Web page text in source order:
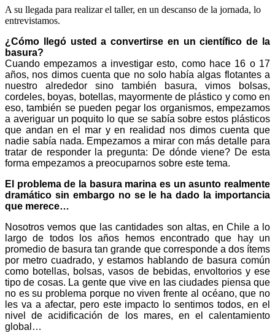
A su llegada para realizar el taller, en un descanso de la jornada, lo
entrevistamos.
¿Cómo llegó usted a convertirse en un científico de la
basura?
Cuando empezamos a investigar esto, como hace 16 o 17
años, nos dimos cuenta que no solo había algas flotantes a
nuestro alrededor sino también basura, vimos bolsas,
cordeles, boyas, botellas, mayormente de plástico y como en
eso, también se pueden pegar los organismos, empezamos
a averiguar un poquito lo que se sabía sobre estos plásticos
que andan en el mar y en realidad nos dimos cuenta que
nadie sabía nada. Empezamos a mirar con más detalle para
tratar de responder la pregunta: De dónde viene? De esta
forma empezamos a preocuparnos sobre este tema.
El problema de la basura marina es un asunto realmente
dramático sin embargo no se le ha dado la importancia
que merece…
Nosotros vemos que las cantidades son altas, en Chile a lo
largo de todos los años hemos encontrado que hay un
promedio de basura tan grande que corresponde a dos ítems
por metro cuadrado, y estamos hablando de basura común
como botellas, bolsas, vasos de bebidas, envoltorios y ese
tipo de cosas. La gente que vive en las ciudades piensa que
no es su problema porque no viven frente al océano, que no
les va a afectar, pero este impacto lo sentimos todos, en el
nivel de acidificación de los mares, en el calentamiento
global…